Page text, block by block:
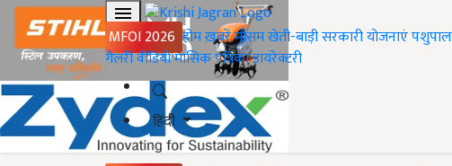
MFOI 2026 होमख़बरेंमौसमखेती-बाड़ीसरकारी योजनाएं
गैलरीवीडियोमासिक पत्रिकाडायरेक्टरी
हिंदी